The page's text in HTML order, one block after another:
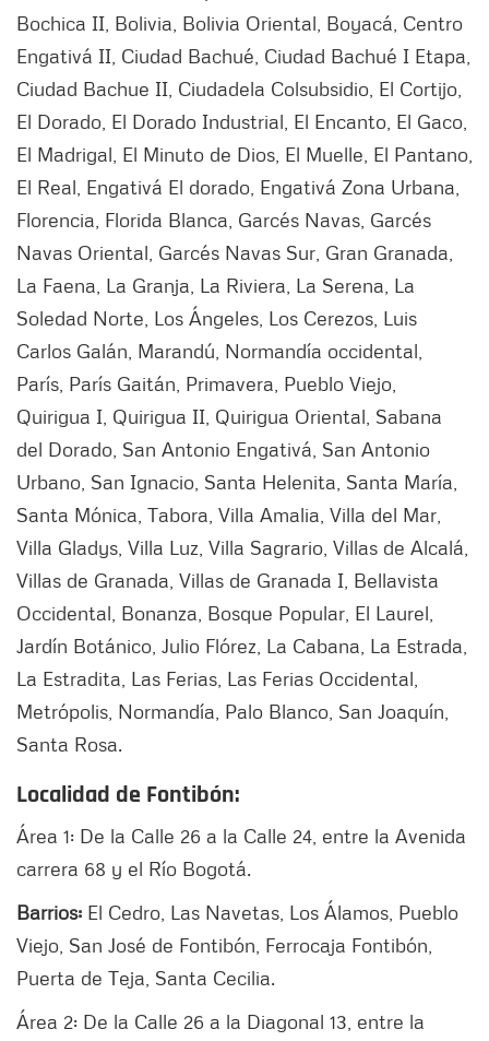
Bochica II, Bolivia, Bolivia Oriental, Boyacá, Centro
Engativá II, Ciudad Bachué, Ciudad Bachué I Etapa,
Ciudad Bachue II, Ciudadela Colsubsidio, El Cortijo,
El Dorado, El Dorado Industrial, El Encanto, El Gaco,
El Madrigal, El Minuto de Dios, El Muelle, El Pantano,
El Real, Engativá El dorado, Engativá Zona Urbana,
Florencia, Florida Blanca, Garcés Navas, Garcés
Navas Oriental, Garcés Navas Sur, Gran Granada,
La Faena, La Granja, La Riviera, La Serena, La
Soledad Norte, Los Ángeles, Los Cerezos, Luis
Carlos Galán, Marandú, Normandía occidental,
París, París Gaitán, Primavera, Pueblo Viejo,
Quirigua I, Quirigua II, Quirigua Oriental, Sabana
del Dorado, San Antonio Engativá, San Antonio
Urbano, San Ignacio, Santa Helenita, Santa María,
Santa Mónica, Tabora, Villa Amalia, Villa del Mar,
Villa Gladys, Villa Luz, Villa Sagrario, Villas de Alcalá,
Villas de Granada, Villas de Granada I, Bellavista
Occidental, Bonanza, Bosque Popular, El Laurel,
Jardín Botánico, Julio Flórez, La Cabana, La Estrada,
La Estradita, Las Ferias, Las Ferias Occidental,
Metrópolis, Normandía, Palo Blanco, San Joaquín,
Santa Rosa.
Localidad de Fontibón:
Área 1: De la Calle 26 a la Calle 24, entre la Avenida
carrera 68 y el Río Bogotá.
Barrios: El Cedro, Las Navetas, Los Álamos, Pueblo
Viejo, San José de Fontibón, Ferrocaja Fontibón,
Puerta de Teja, Santa Cecilia.
Área 2: De la Calle 26 a la Diagonal 13, entre la